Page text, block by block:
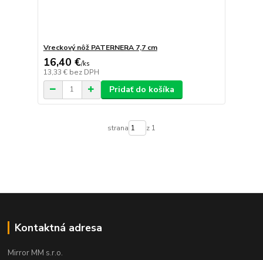
Vreckový nôž PATERNERA 7,7 cm
16,40 €/ks
13,33 € bez DPH
Pridať do košíka
strana z 1
Kontaktná adresa
Mirror MM s.r.o.